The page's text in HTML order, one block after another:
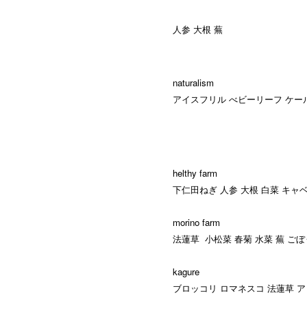
人参 大根 蕪
naturalism
アイスフリル べビーリーフ ケ
helthy farm
下仁田ねぎ 人参 大根 白菜 キャ
morino farm
法蓮草 小松菜 春菊 水菜 蕪 ご
kagure
ブロッコリ ロマネスコ 法蓮草